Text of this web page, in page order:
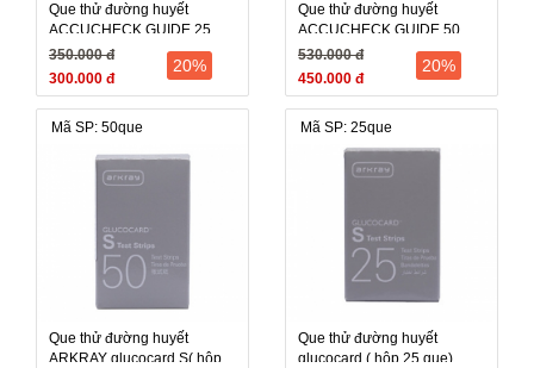
Que thử đường huyết
ACCUCHECK GUIDE 25
que
350.000 đ
300.000 đ
20%
Que thử đường huyết
ACCUCHECK GUIDE 50
que
530.000 đ
450.000 đ
20%
Mã SP: 50que
Que thử đường huyết
ARKRAY glucocard S( hộp
Mã SP: 25que
Que thử đường huyết
glucocard ( hộp 25 que)